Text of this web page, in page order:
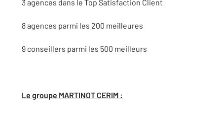
3 agences dans le Top Satisfaction Client
8 agences parmi les 200 meilleures
9 conseillers parmi les 500 meilleurs
Le groupe MARTINOT CERIM :